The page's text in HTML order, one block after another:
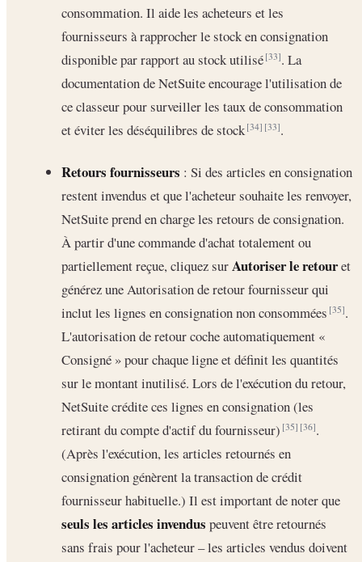
consommation. Il aide les acheteurs et les
fournisseurs à rapprocher le stock en consignation
disponible par rapport au stock utilisé[33]. La
documentation de NetSuite encourage l'utilisation de
ce classeur pour surveiller les taux de consommation
et éviter les déséquilibres de stock[34] [33].
Retours fournisseurs : Si des articles en consignation
restent invendus et que l'acheteur souhaite les renvoyer,
NetSuite prend en charge les retours de consignation.
À partir d'une commande d'achat totalement ou
partiellement reçue, cliquez surAutoriser le retouret
générez une Autorisation de retour fournisseur qui
inclut les lignes en consignation non consommées[35].
L'autorisation de retour coche automatiquement «
Consigné » pour chaque ligne et définit les quantités
sur le montant inutilisé. Lors de l'exécution du retour,
NetSuite crédite ces lignes en consignation (les
retirant du compte d'actif du fournisseur)[35] [36].
(Après l'exécution, les articles retournés en
consignation génèrent la transaction de crédit
fournisseur habituelle.) Il est important de noter que
seuls les articles invendus peuvent être retournés
sans frais pour l'acheteur – les articles vendus doivent